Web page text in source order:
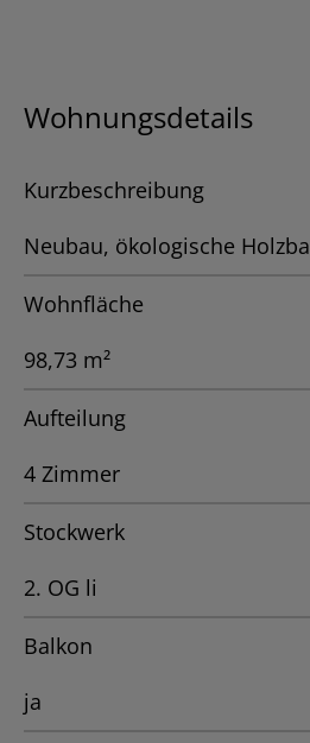
Wohnungsdetails
Kurzbeschreibung
Neubau, ökologische
Wohnfläche
98,73 m²
Aufteilung
4 Zimmer
Stockwerk
2. OG li
Balkon
ja